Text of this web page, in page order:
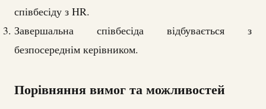
співбесіду з HR.
Завершальна співбесіда відбувається з
безпосереднім керівником.
Порівняння вимог та можливостей